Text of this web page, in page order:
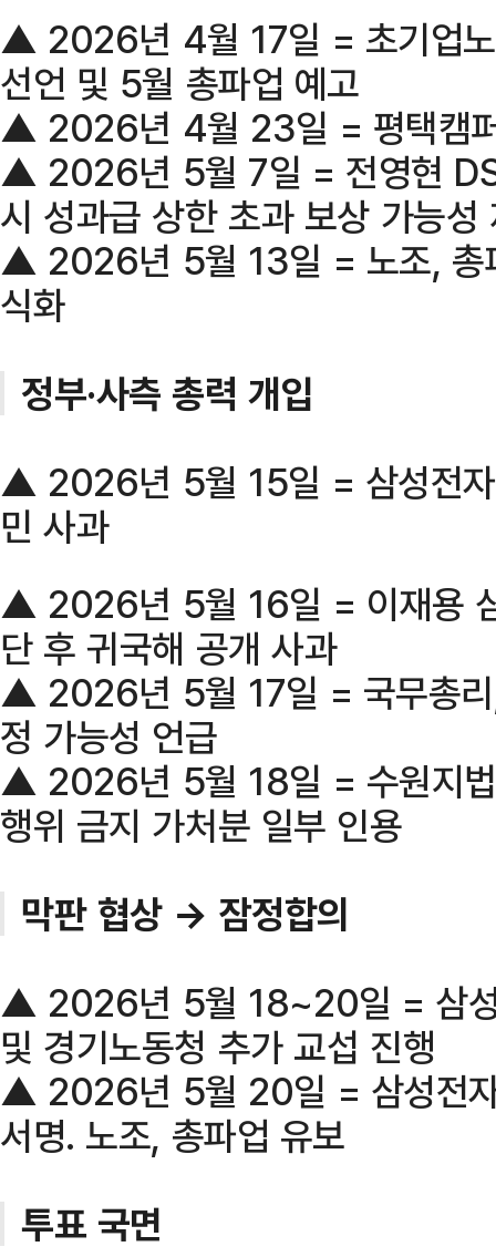
▲ 2026년 4월 17일 = 초기업노
선언 및 5월 총파업 예고
▲ 2026년 4월 23일 = 평택캠
▲ 2026년 5월 7일 = 전영현
시 성과급 상한 초과 보상 가능성
▲ 2026년 5월 13일 = 노조, 총
식화
정부·사측 총력 개입
▲ 2026년 5월 15일 = 삼성전자
민 사과
▲ 2026년 5월 16일 = 이재용
단 후 귀국해 공개 사과
▲ 2026년 5월 17일 = 국무총리
정 가능성 언급
▲ 2026년 5월 18일 = 수원지법
행위 금지 가처분 일부 인용
막판 협상 → 잠정합의
▲ 2026년 5월 18~20일 = 삼성
및 경기노동청 추가 교섭 진행
▲ 2026년 5월 20일 = 삼성전자
서명. 노조, 총파업 유보
투표 국면